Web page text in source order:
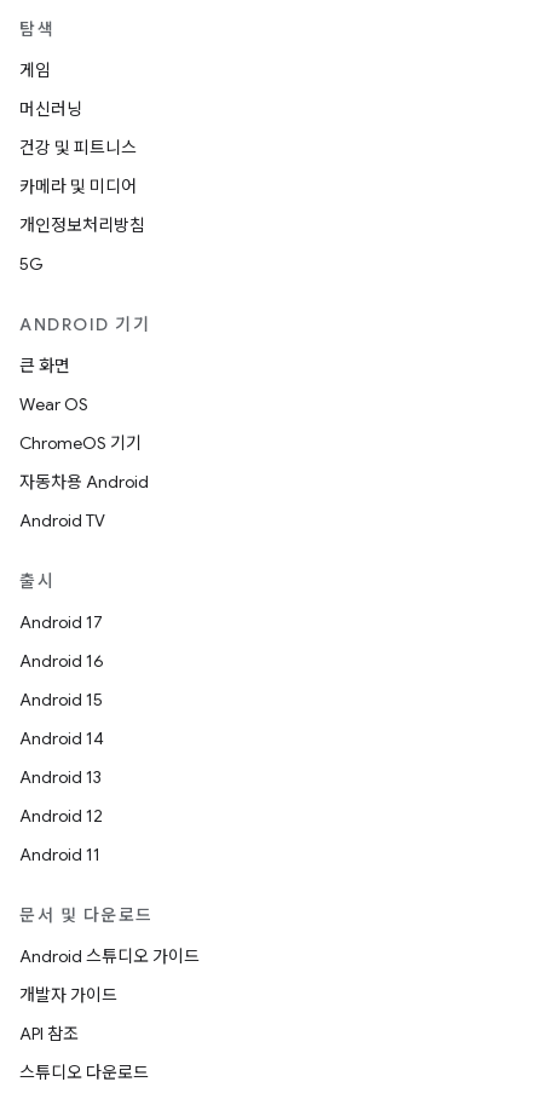
탐색
게임
머신러닝
건강 및 피트니스
카메라 및 미디어
개인정보처리방침
5G
ANDROID 기기
큰 화면
Wear OS
ChromeOS 기기
자동차용 Android
Android TV
출시
Android 17
Android 16
Android 15
Android 14
Android 13
Android 12
Android 11
문서 및 다운로드
Android 스튜디오 가이드
개발자 가이드
API 참조
스튜디오 다운로드